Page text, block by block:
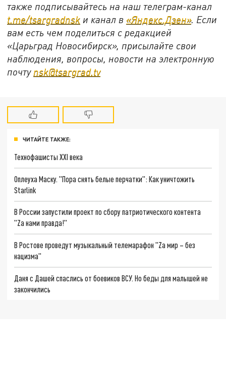
также подписывайтесь на наш телеграм-канал
t.me/tsargradnsk и канал в «Яндекс.Дзен». Если
вам есть чем поделиться с редакцией
«Царьград Новосибирск», присылайте свои
наблюдения, вопросы, новости на электронную
почту nsk@tsargrad.tv
ЧИТАЙТЕ ТАКЖЕ:
Технофашисты XXI века
Оплеуха Маску. "Пора снять белые перчатки": Как уничтожить
Starlink
В России запустили проект по сбору патриотического контента
"Zа нами правда!"
В Ростове проведут музыкальный телемарафон "Zа мир – без
нацизма"
Даня с Дашей спаслись от боевиков ВСУ. Но беды для малышей не
закончились